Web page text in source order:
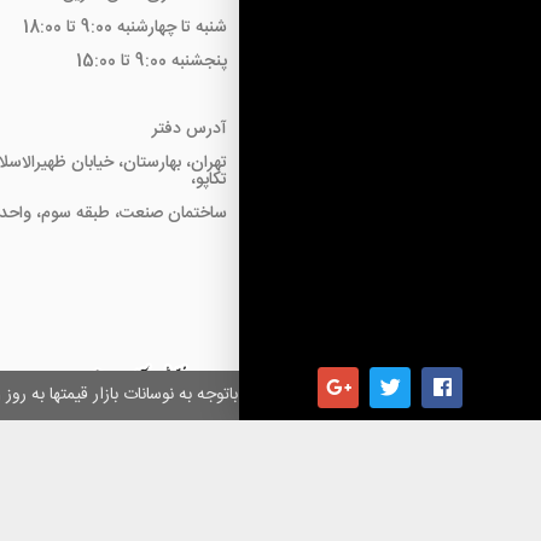
همکاران گرامی باتوجه به نوسانات بازار قیمتها
شنبه تا چهارشنبه 9:00 تا 18:00
پنجشنبه 9:00 تا 15:00
آدرس دفتر
تهران، بهارستان، خیابان
تکاپو،
ساختمان صنعت، طبقه سوم، واحد18